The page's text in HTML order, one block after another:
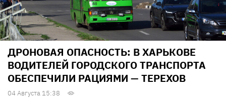
ДРОНОВАЯ ОПАСНОСТЬ: В ХАРЬКОВЕ
ВОДИТЕЛЕЙ ГОРОДСКОГО ТРАНСПОРТА
ОБЕСПЕЧИЛИ РАЦИЯМИ — ТЕРЕХОВ
04 Августа 15:38